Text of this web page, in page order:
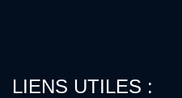
LIENS UTILES :